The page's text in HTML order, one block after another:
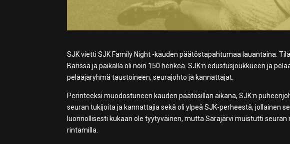
SJK vietti SJK Family Night -kauden päätöstapahtumaa lauantaina.
Barissa ja paikalla oli noin 150 henkeä. SJK:n edustusjoukkueen ja
pelaajaryhmä taustoineen, seurajohto ja kannattajat.
Perinteeksi muodostuneen kauden päätösillan aikana, SJK:n
seuran tukijoita ja kannattajia sekä oli ylpeä SJK-perheestä, jollainen
luonnollisesti kukaan ole tyytyväinen, mutta Sarajärvi muistutti
rintamilla.